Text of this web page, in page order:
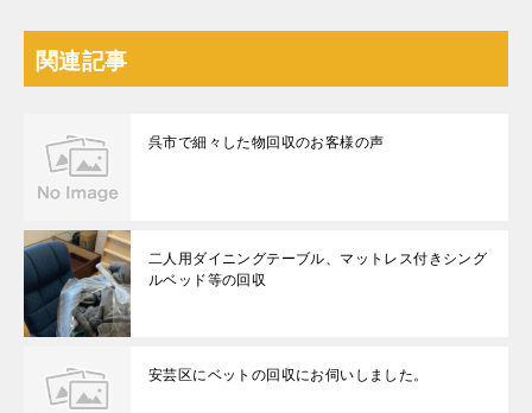
関連記事
呉市で細々した物回収のお客様の声
二人用ダイニングテーブル、マットレス付きシング
ルベッド等の回収
安芸区にベットの回収にお伺いしました。